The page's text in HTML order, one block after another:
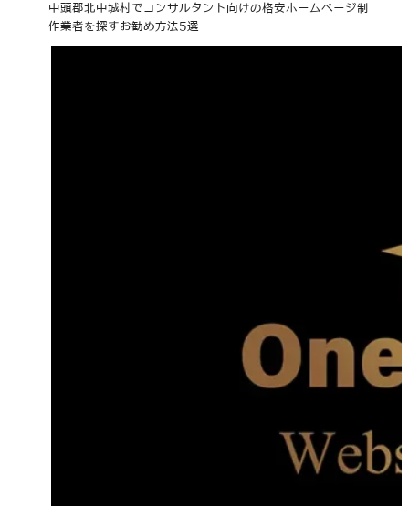
中頭郡北中城村でコンサルタント向けの格安ホームページ制
作業者を探すお勧め方法5選